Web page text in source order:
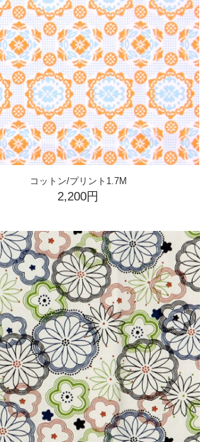
コットン/プリント1.7M
2,200円